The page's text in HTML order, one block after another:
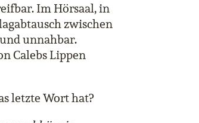
Im Hörsaal, in
zwischen
unnahbar.
Calebs Lippen
letzte Wort hat?